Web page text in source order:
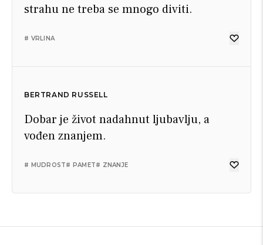
strahu ne treba se mnogo diviti.
# VRLINA
BERTRAND RUSSELL
Dobar je život nadahnut ljubavlju, a
vođen znanjem.
# MUDROST# PAMET# ZNANJE